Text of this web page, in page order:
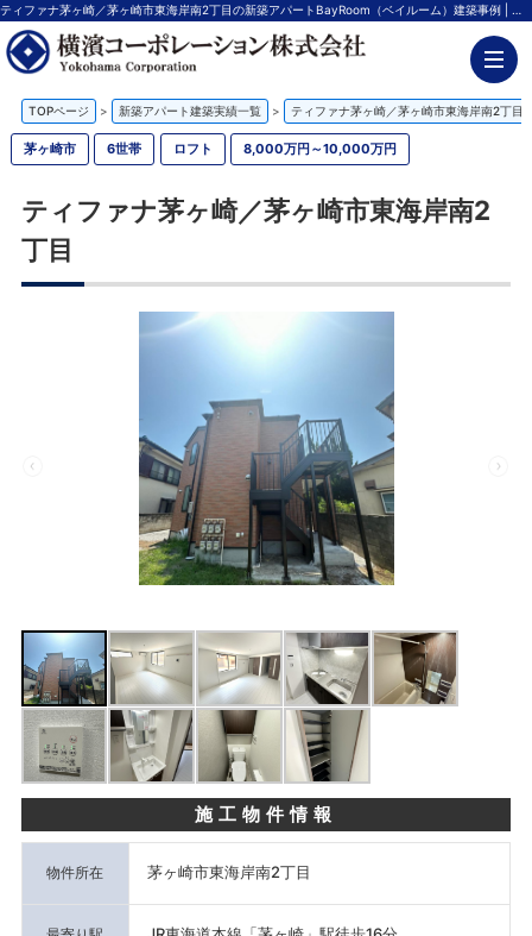
ティファナ茅ヶ崎／茅ヶ崎市東海岸南2丁目の新築アパートBayRoom（ベイルーム）建築事例 | 神奈川の不動産投資、新築アパート経営は横濱コーポレーション
TOPページ > 新築アパート建築実績一覧 > ティファナ茅ヶ崎／茅ヶ崎市東海岸南2丁目
茅ヶ崎市 6世帯 ロフト 8,000万円～10,000万円
ティファナ茅ヶ崎／茅ヶ崎市東海岸南2
丁目
施工物件情報
物件所在 茅ヶ崎市東海岸南2丁目